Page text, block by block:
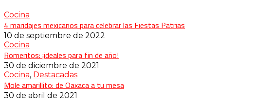
Cocina
4 maridajes mexicanos para celebrar las Fiestas Patrias
10 de septiembre de 2022
Cocina
Romeritos: ¡ideales para fin de año!
30 de diciembre de 2021
Cocina, Destacadas
Mole amarillito: de Oaxaca a tu mesa
30 de abril de 2021